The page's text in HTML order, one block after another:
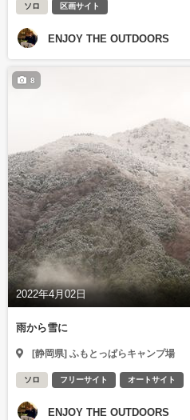
ソロ 区画サイト
ENJOY THE OUTDOORS
2022年4月02日
8
雨から雪に
[静岡県] ふもとっぱらキャンプ場
ソロ フリーサイト オートサイト
ENJOY THE OUTDOORS